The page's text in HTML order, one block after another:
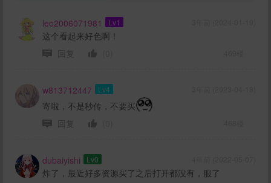
leo2006071981 Lv1
这个看起来好色啊！
回复
w813712447 Lv4
寄啦，不是秒传，不要买
回复
dubaiyishi Lv0
炸了，最近好多资源买了之后打开都没有，服了